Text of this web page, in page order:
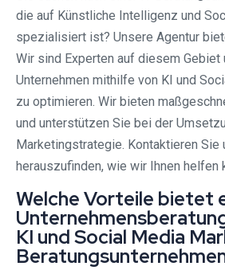
die auf Künstliche Intelligenz und
spezialisiert ist? Unsere Agentur
Wir sind Experten auf diesem Gebiet
Unternehmen mithilfe von KI und
zu optimieren. Wir bieten
und unterstützen Sie bei der
Marketingstrategie. Kontaktieren Sie
herauszufinden, wie wir Ihnen helfen
Welche Vorteile bietet
KI und Social Media